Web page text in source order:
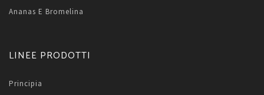
Ananas E Bromelina
LINEE PRODOTTI
Principia